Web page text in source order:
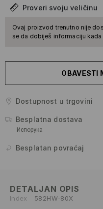
Proveri svoju veličinu
Ovaj proizvod trenutno nije
se da dobiješ informaciju
OBAVESTI
Dostupnost u trgovini
Besplatna dostava
Испорука
Besplatan povraćaj
DETALJAN OPIS
Index 582HW-80X